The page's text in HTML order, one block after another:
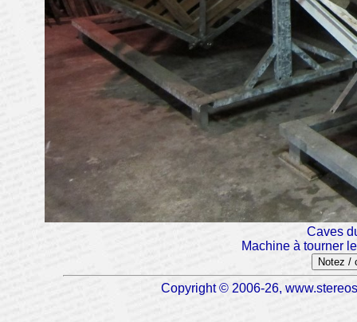
Caves
Machine à tourner
Notez /
Copyright © 2006-26,